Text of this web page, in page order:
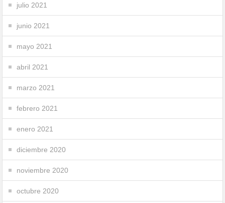
julio 2021
junio 2021
mayo 2021
abril 2021
marzo 2021
febrero 2021
enero 2021
diciembre 2020
noviembre 2020
octubre 2020